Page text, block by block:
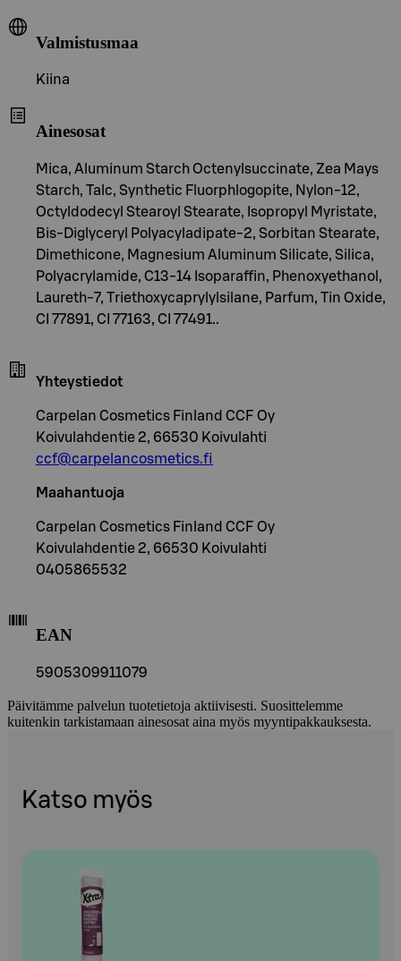
Valmistusmaa
Kiina
Ainesosat
Mica, Aluminum Starch Octenylsuccinate, Zea Mays
Starch, Talc, Synthetic Fluorphlogopite, Nylon-12,
Octyldodecyl Stearoyl Stearate, Isopropyl Myristate,
Bis-Diglyceryl Polyacyladipate-2, Sorbitan Stearate,
Dimethicone, Magnesium Aluminum Silicate, Silica,
Polyacrylamide, C13-14 Isoparaffin, Phenoxyethanol,
Laureth-7, Triethoxycaprylylsilane, Parfum, Tin Oxide,
CI 77891, CI 77163, CI 77491..
Yhteystiedot
Carpelan Cosmetics Finland CCF Oy
Koivulahdentie 2, 66530 Koivulahti
ccf@carpelancosmetics.fi
Maahantuoja
Carpelan Cosmetics Finland CCF Oy
Koivulahdentie 2, 66530 Koivulahti
0405865532
EAN
5905309911079
Päivitämme palvelun tuotetietoja aktiivisesti. Suosittelemme
kuitenkin tarkistamaan ainesosat aina myös myyntipakkauksesta.
Katso myös